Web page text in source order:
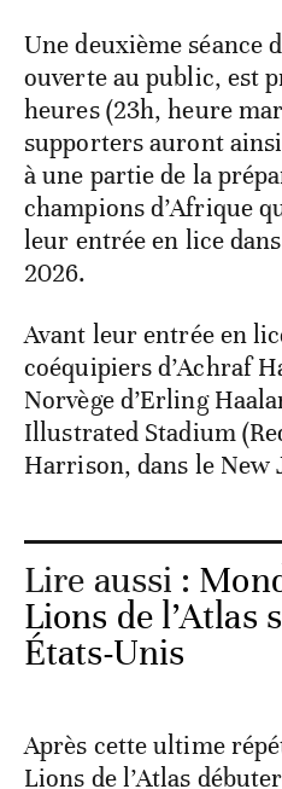
Une deuxième séance
ouverte au public, est
heures (23h, heure
supporters auront ainsi
à une partie de la
champions d’Afrique
leur entrée en lice
2026.
Avant leur entrée en
coéquipiers d’Achraf
Norvège d’Erling
Illustrated Stadium
Harrison, dans le New
Lire aussi :
Lions de l’Atlas
États-Unis
Après cette ultime
Lions de l’Atlas